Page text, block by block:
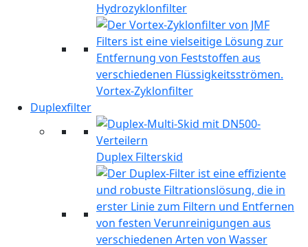
Hydrozyklonfilter
Vortex-Zyklonfilter
Duplexfilter
Duplex Filterskid